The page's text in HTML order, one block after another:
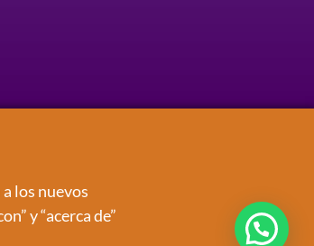
los nuevos
y “acerca de”